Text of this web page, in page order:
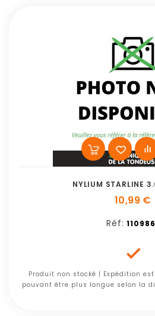
NYLIUM STARLINE
10,99 €
Réf:

Produit non stocké | Expédition
pouvant être plus longue selon la